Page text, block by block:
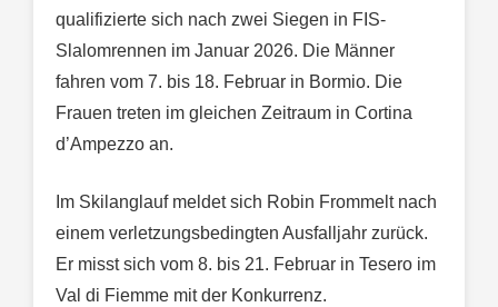
qualifizierte sich nach zwei Siegen in FIS-
Slalomrennen im Januar 2026. Die Männer
fahren vom 7. bis 18. Februar in Bormio. Die
Frauen treten im gleichen Zeitraum in Cortina
d’Ampezzo an.
Im Skilanglauf meldet sich Robin Frommelt nach
einem verletzungsbedingten Ausfalljahr zurück.
Er misst sich vom 8. bis 21. Februar in Tesero im
Val di Fiemme mit der Konkurrenz.